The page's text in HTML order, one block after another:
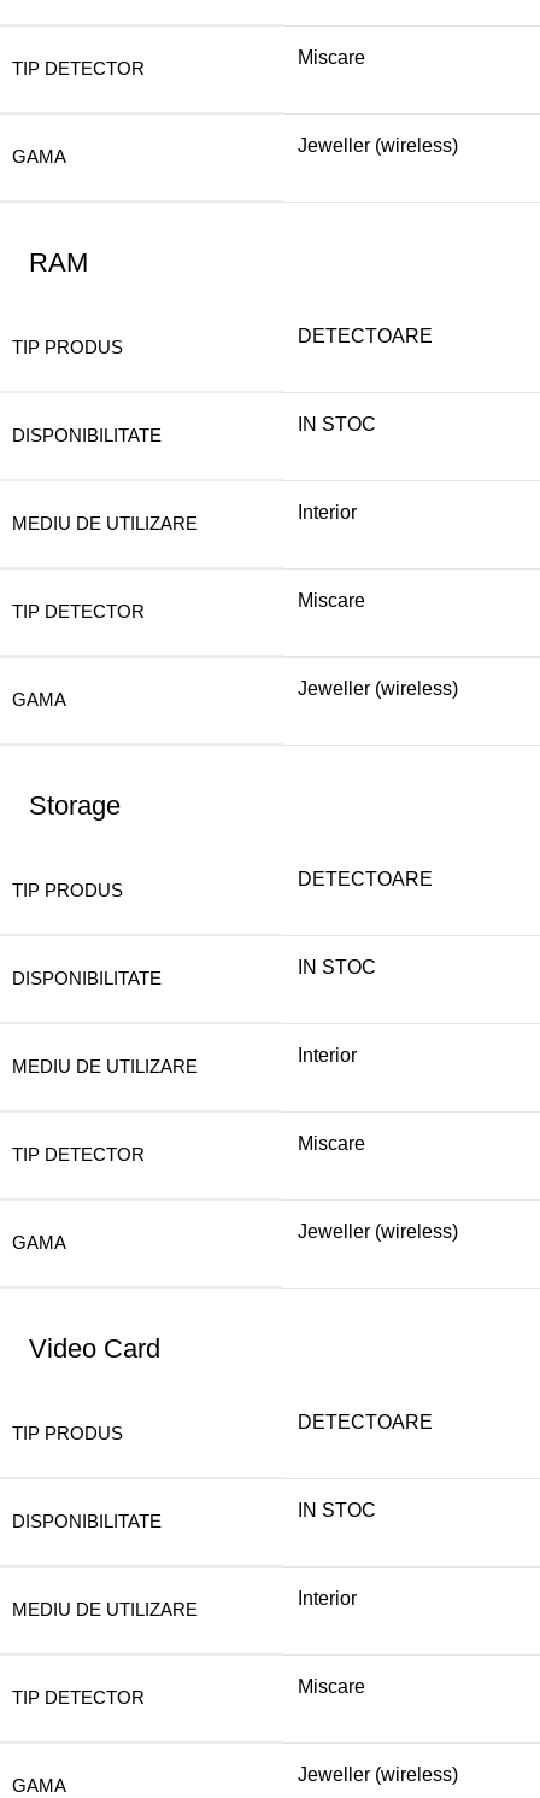
TIP DETECTOR
Miscare
GAMA
Jeweller (wireless)
RAM
TIP PRODUS
DETECTOARE
DISPONIBILITATE
IN STOC
MEDIU DE UTILIZARE
Interior
TIP DETECTOR
Miscare
GAMA
Jeweller (wireless)
Storage
TIP PRODUS
DETECTOARE
DISPONIBILITATE
IN STOC
MEDIU DE UTILIZARE
Interior
TIP DETECTOR
Miscare
GAMA
Jeweller (wireless)
Video Card
TIP PRODUS
DETECTOARE
DISPONIBILITATE
IN STOC
MEDIU DE UTILIZARE
Interior
TIP DETECTOR
Miscare
GAMA
Jeweller (wireless)